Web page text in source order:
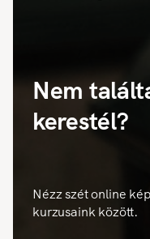
Nem
kerestél?
Nézz szét online
kurzusaink között.